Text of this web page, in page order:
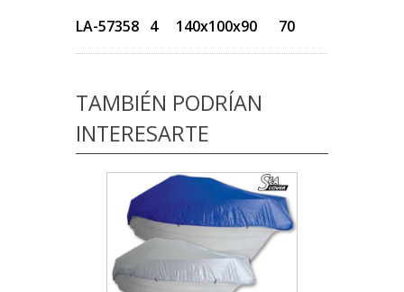
LA-57358 4 140x100x90 70
TAMBIÉN PODRÍAN
INTERESARTE